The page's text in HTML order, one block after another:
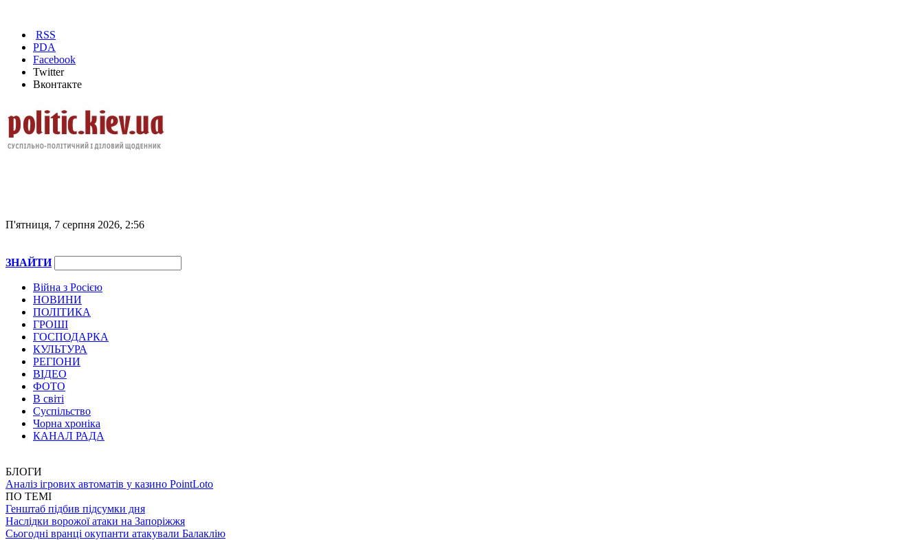
RSS
PDA
Facebook
Twitter
Вконтакте
П'ятниця, 7 серпня 2026, 2:56
ЗНАЙТИ
Війна з Росією
НОВИНИ
ПОЛІТИКА
ГРОШІ
ГОСПОДАРКА
КУЛЬТУРА
РЕГІОНИ
ВІДЕО
ФОТО
В світі
Суспільство
Чорна хроніка
КАНАЛ РАДА
БЛОГИ
Аналіз ігрових автоматів у казино PointLoto
ПО ТЕМІ
Генштаб підбив підсумки дня
Наслідки ворожої атаки на Запоріжжя
Сьогодні вранці окупанти атакували Балаклію